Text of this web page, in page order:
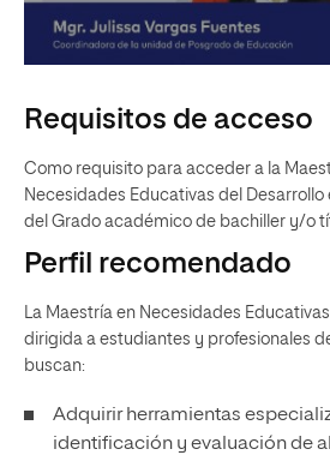
Requisitos de acceso
Como requisito para acceder a la
Necesidades Educativas del
del Grado académico de bachiller y/o
Perfil recomendado
La Maestría en Necesidades
dirigida a estudiantes y profesionales
buscan:
Adquirir herramientas
identificación y evaluación de